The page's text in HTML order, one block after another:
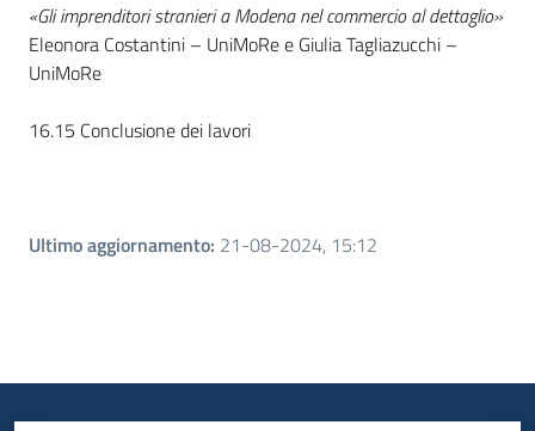
«Gli imprenditori stranieri a Modena nel commercio al dettaglio»
Eleonora Costantini – UniMoRe e Giulia Tagliazucchi –
UniMoRe
16.15 Conclusione dei lavori
Ultimo aggiornamento: 21-08-2024, 15:12